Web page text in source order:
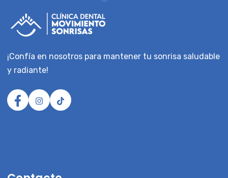
¡Confía en nosotros para mantener tu sonrisa saludable
y radiante!